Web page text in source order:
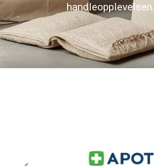
handleopplevelsen.